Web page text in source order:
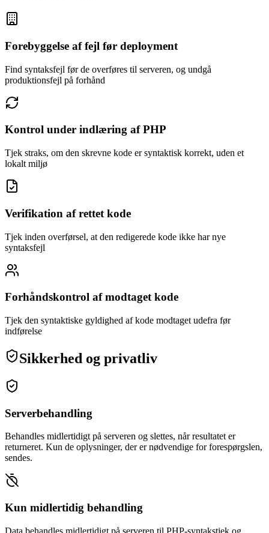
Forebyggelse af fejl før deployment
Find syntaksfejl før de overføres til serveren, og undgå
produktionsfejl på forhånd
Kontrol under indlæring af PHP
Tjek straks, om den skrevne kode er syntaktisk korrekt, uden et
lokalt miljø
Verifikation af rettet kode
Tjek inden overførsel, at den redigerede kode ikke har nye
syntaksfejl
Forhåndskontrol af modtaget kode
Tjek den syntaktiske gyldighed af kode modtaget udefra før
indførelse
Sikkerhed og privatliv
Serverbehandling
Behandles midlertidigt på serveren og slettes, når resultatet er
returneret. Kun de oplysninger, der er nødvendige for forespørgslen,
sendes.
Kun midlertidig behandling
Data behandles midlertidigt på serveren til PHP-syntakstjek og